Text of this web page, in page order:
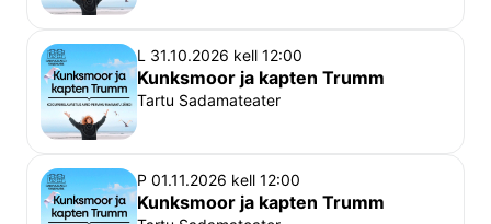
Sadamateater on väga eriline teatrimaja – sageli on
etenduse käigus kasutusel terve hoone ning kõik
saali sissepääsud, mistõttu etenduse ajal etendusse
sekkumata, näitlejaid ning teisi külastajaid segamata
saali ei pääse. Et Vanemuise teater peab oma
publikust lugu, algavad etendused täpselt piletil
näidatud ajal ning hilinenud külastajad kahjuks sel
L 31.10.2026 kell 12:00
Kunksmoor ja kapten Trumm
Tartu Sadamateater
P 01.11.2026 kell 12:00
Kunksmoor ja kapten Trumm